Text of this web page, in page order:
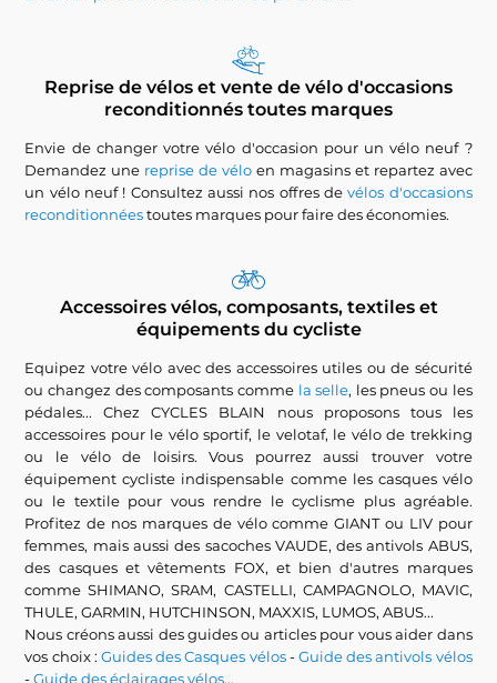
Reprise de vélos et vente de vélo d'occasions
reconditionnés toutes marques
Envie de changer votre vélo d'occasion pour un vélo neuf ?
Demandez une reprise de vélo en magasins et repartez avec
un vélo neuf ! Consultez aussi nos offres devélos d'occasions
reconditionnéestoutes marques pour faire des économies.
Accessoires vélos, composants, textiles et
équipements du cycliste
Equipez votre vélo avec des accessoires utiles ou de sécurité
ou changez des composants comme la selle, les pneus ou les
pédales... Chez CYCLES BLAIN nous proposons tous les
accessoires pour le vélo sportif, le velotaf, le vélo de trekking
ou le vélo de loisirs. Vous pourrez aussi trouver votre
équipement cycliste indispensable comme les casques vélo
ou le textile pour vous rendre le cyclisme plus agréable.
Profitez de nos marques de vélo comme GIANT ou LIV pour
femmes, mais aussi des sacoches VAUDE, des antivols ABUS,
des casques et vêtements FOX, et bien d'autres marques
comme SHIMANO, SRAM, CASTELLI, CAMPAGNOLO, MAVIC,
THULE, GARMIN, HUTCHINSON, MAXXIS, LUMOS, ABUS...
Nous créons aussi des guides ou articles pour vous aider dans
vos choix :Guides des Casques vélos-Guide des antivols vélos
-Guide des éclairages vélos...